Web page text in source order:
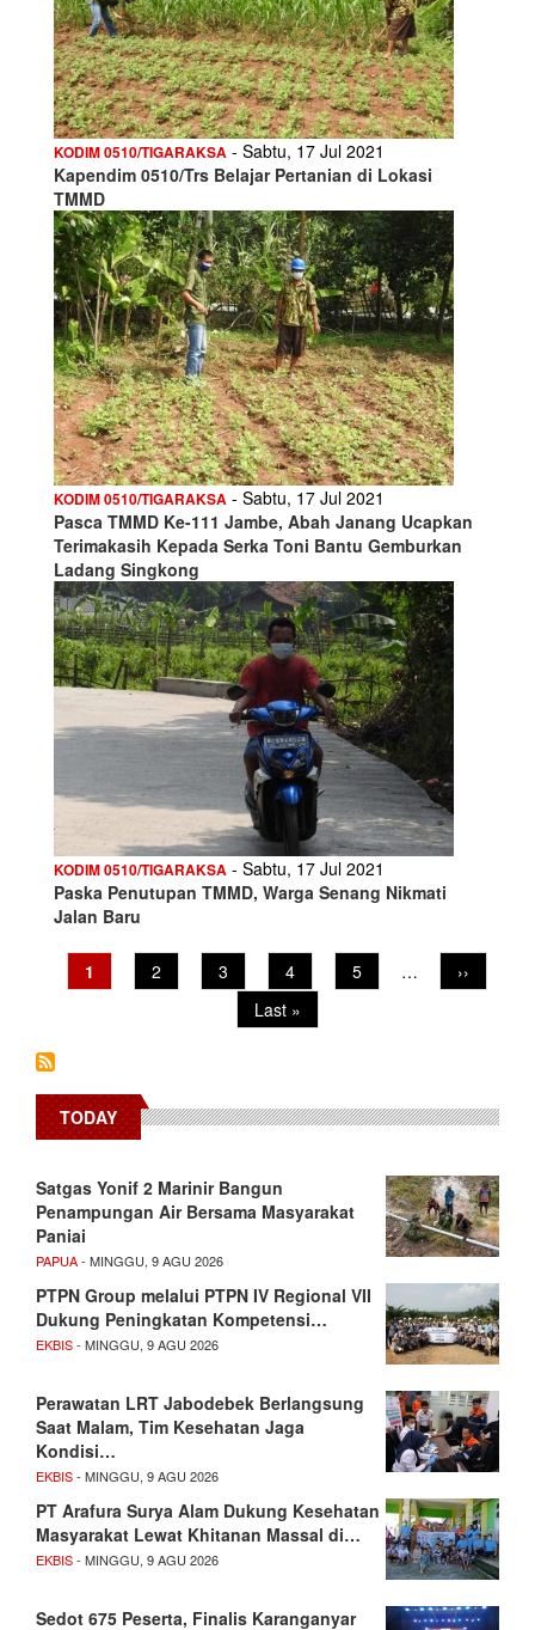
KODIM 0510/TIGARAKSA - Sabtu, 17 Jul 2021
Kapendim 0510/Trs Belajar Pertanian di Lokasi
TMMD
KODIM 0510/TIGARAKSA - Sabtu, 17 Jul 2021
Pasca TMMD Ke-111 Jambe, Abah Janang Ucapkan
Terimakasih Kepada Serka Toni Bantu Gemburkan
Ladang Singkong
KODIM 0510/TIGARAKSA - Sabtu, 17 Jul 2021
Paska Penutupan TMMD, Warga Senang Nikmati
Jalan Baru
Pagination
Current
page
1 Page
2 Page
3 Page
4 Page
5 …
Next
page
››
Last
page
Last »
TODAY
Satgas Yonif 2 Marinir Bangun
Penampungan Air Bersama Masyarakat
Paniai
PAPUA- MINGGU, 9 AGU 2026
PTPN Group melalui PTPN IV Regional VII
Dukung Peningkatan Kompetensi…
EKBIS- MINGGU, 9 AGU 2026
Perawatan LRT Jabodebek Berlangsung
Saat Malam, Tim Kesehatan Jaga
Kondisi…
EKBIS- MINGGU, 9 AGU 2026
PT Arafura Surya Alam Dukung Kesehatan
Masyarakat Lewat Khitanan Massal di…
EKBIS- MINGGU, 9 AGU 2026
Sedot 675 Peserta, Finalis Karanganyar